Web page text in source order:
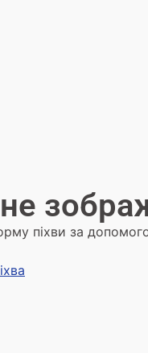
піхви за